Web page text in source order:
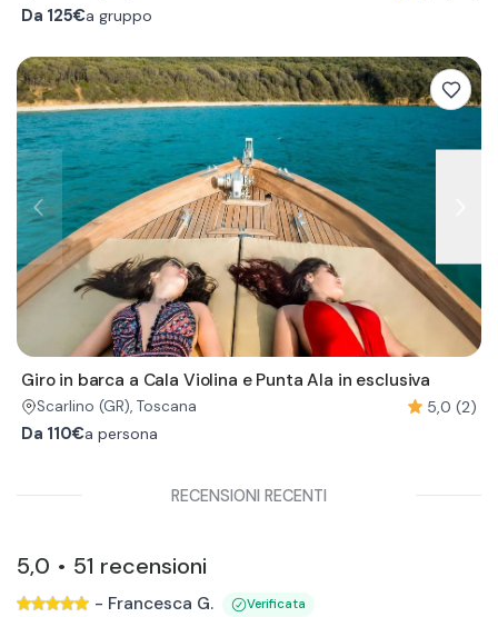
Da 125€a gruppo
Giro in barca a Cala Violina e Punta Ala in esclusiva
Scarlino (GR), Toscana
5,0 (2)
Da 110€a persona
RECENSIONI RECENTI
5,0 • 51 recensioni
- Francesca G. Verificata